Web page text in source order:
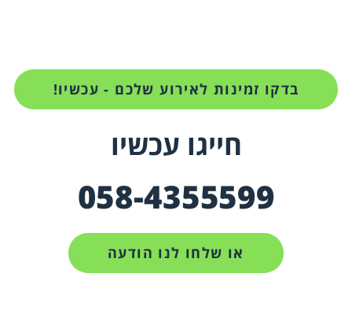
בדקו זמינות לאירוע שלכם - עכשיו!
חייגו עכשיו
058-4355599
או שלחו לנו הודעה